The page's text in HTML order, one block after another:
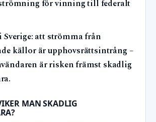
för vinning till federalt
Sverige: att strömma från
källor är upphovsrättsintrång –
är risken främst skadlig
MAN SKADLIG